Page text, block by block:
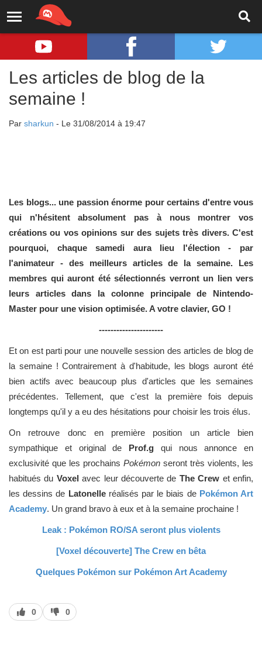
Les articles de blog de la
semaine !
Par sharkun - Le 31/08/2014 à 19:47
Les blogs... une passion énorme pour certains d'entre vous
qui n'hésitent absolument pas à nous montrer vos
créations ou vos opinions sur des sujets très divers. C'est
pourquoi, chaque samedi aura lieu l'élection - par
l'animateur - des meilleurs articles de la semaine. Les
membres qui auront été sélectionnés verront un lien vers
leurs articles dans la colonne principale de Nintendo-
Master pour une vision optimisée. A votre clavier, GO !
----------------------
Et on est parti pour une nouvelle session des articles de blog de
la semaine ! Contrairement à d'habitude, les blogs auront été
bien actifs avec beaucoup plus d'articles que les semaines
précédentes. Tellement, que c'est la première fois depuis
longtemps qu'il y a eu des hésitations pour choisir les trois élus.
On retrouve donc en première position un article bien
sympathique et original de Prof.g qui nous annonce en
exclusivité que les prochains Pokémon seront très violents, les
habitués du Voxelavec leur découverte de The Crew et enfin,
les dessins de Latonelle réalisés par le biais de Pokémon Art
Academy. Un grand bravo à eux et à la semaine prochaine !
Leak : Pokémon RO/SA seront plus violents
[Voxel découverte] The Crew en bêta
Quelques Pokémon sur Pokémon Art Academy
J’aime
0
J’aime
pas
0